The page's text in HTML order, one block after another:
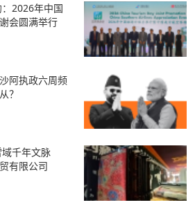
2026年中国
会圆满举行
阿执政六周频
？
千年文脉
有限公司